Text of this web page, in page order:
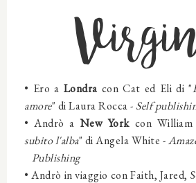
• Ero a Londra con Cat ed Eli di "
amore" di Laura Rocca - Self
•Andrò a New Yorkcon William
subito l'alba" di Angela White -
Publishing
•Andrò in viaggio con Faith, Jared,